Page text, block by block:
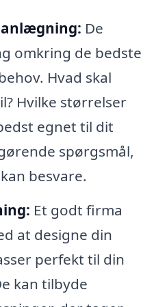
De
omkring de bedste
Hvad skal
Hvilke størrelser
egnet til dit
spørgsmål,
besvare.
Et godt firma
at designe din
perfekt til din
kan tilbyde